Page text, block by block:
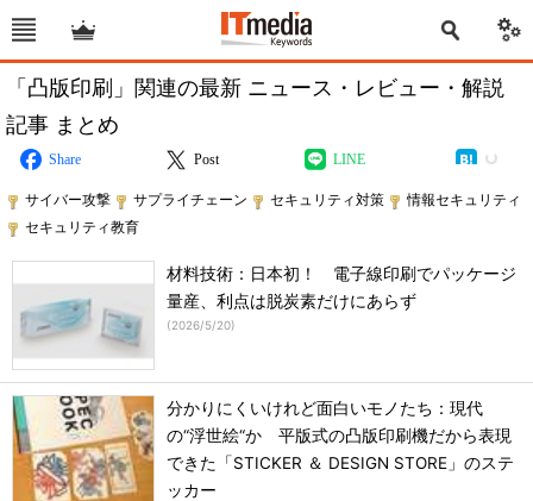
「凸版印刷」関連の最新 ニュース・レビュー・解説
記事 まとめ
Share Post LINE
サイバー攻撃 サプライチェーン セキュリティ対策
情報セキュリティ
セキュリティ教育
材料技術：日本初！ 電子線印刷でパッケージ
量産、利点は脱炭素だけにあらず
(2026/5/20)
分かりにくいけれど面白いモノたち：現代
の“浮世絵“か 平版式の凸版印刷機だから表現
できた「STICKER ＆ DESIGN STORE」のステ
ッカー